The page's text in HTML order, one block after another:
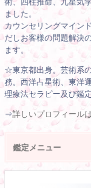
ました。
カウンセリングマイン
だしお客様の問題解決
ます。
☆東京都出身。芸術系
務。西洋占星術、東洋
理療法セラピー及び鑑
⇒詳しいプロフィール
鑑定メニュー